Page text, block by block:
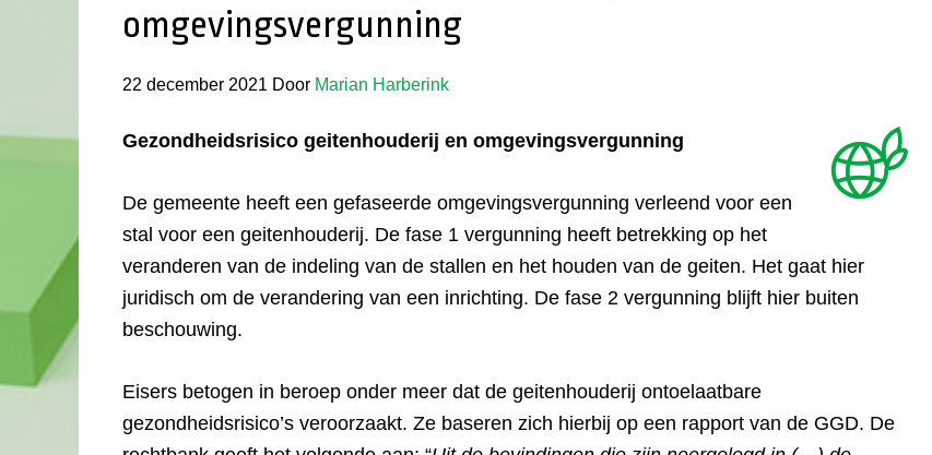
omgevingsvergunning
22 december 2021 Door Marian Harberink
Gezondheidsrisico geitenhouderij en omgevingsvergunning
De gemeente heeft een gefaseerde omgevingsvergunning verleend voor een
stal voor een geitenhouderij. De fase 1 vergunning heeft betrekking op het
veranderen van de indeling van de stallen en het houden van de geiten. Het gaat hier
juridisch om de verandering van een inrichting. De fase 2 vergunning blijft hier buiten
beschouwing.
Eisers betogen in beroep onder meer dat de geitenhouderij ontoelaatbare
gezondheidsrisico’s veroorzaakt. Ze baseren zich hierbij op een rapport van de GGD. De